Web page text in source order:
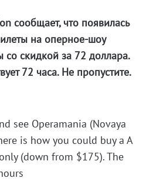
сообщает, что появилась
на оперное-шоу
со скидкой за 72 доллара.
72 часа. Не пропустите.
see Operamania (Novaya
is how you could buy a A
(down from $175). The